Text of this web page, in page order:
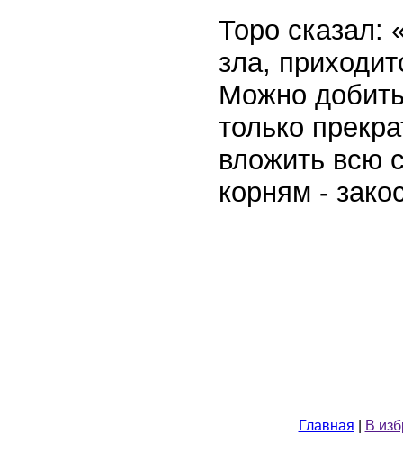
Торо сказал:
зла,
Можно
только
вложить всю
корням -
Главная В